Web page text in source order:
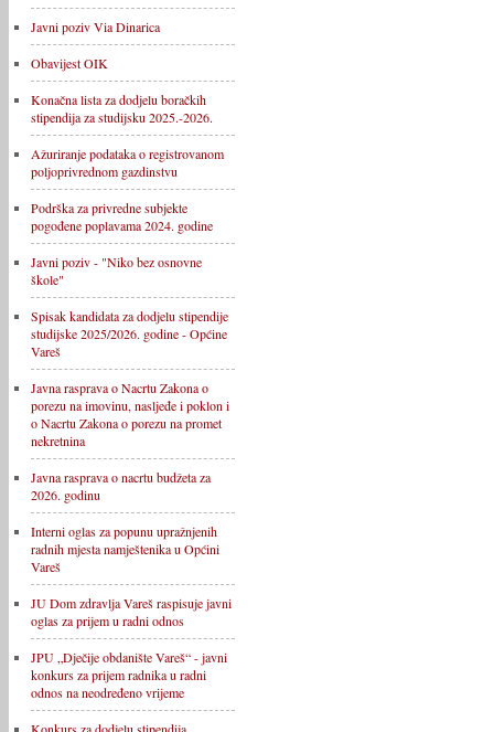
Javni poziv Via Dinarica
Obavijest OIK
Konačna lista za dodjelu boračkih
stipendija za studijsku 2025.-2026.
Ažuriranje podataka o registrovanom
poljoprivrednom gazdinstvu
Podrška za privredne subjekte
pogođene poplavama 2024. godine
Javni poziv - "Niko bez osnovne
škole"
Spisak kandidata za dodjelu stipendije
studijske 2025/2026. godine - Općine
Vareš
Javna rasprava o Nacrtu Zakona o
porezu na imovinu, nasljeđe i poklon i
o Nacrtu Zakona o porezu na promet
nekretnina
Javna rasprava o nacrtu budžeta za
2026. godinu
Interni oglas za popunu upražnjenih
radnih mjesta namještenika u Općini
Vareš
JU Dom zdravlja Vareš raspisuje javni
oglas za prijem u radni odnos
JPU „Dječije obdanište Vareš“ - javni
konkurs za prijem radnika u radni
odnos na neodređeno vrijeme